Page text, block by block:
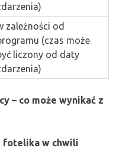
zależności od
(czas może
liczony od daty
– co może wynikać z
fotelika w chwili